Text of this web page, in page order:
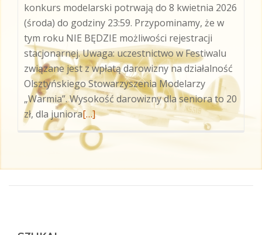
konkurs modelarski potrwają do 8 kwietnia 2026
(środa) do godziny 23:59. Przypominamy, że w
tym roku NIE BĘDZIE możliwości rejestracji
stacjonarnej. Uwaga: uczestnictwo w Festiwalu
związane jest z wpłatą darowizny na działalność
Olsztyńskiego Stowarzyszenia Modelarzy
„Warmia”. Wysokość darowizny dla seniora to 20
zł, dla junioraWięcej
oZapisy
na
Festiwal
[…]